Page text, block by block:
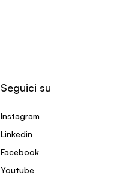
Seguici su
Instagram
Linkedin
Facebook
Youtube